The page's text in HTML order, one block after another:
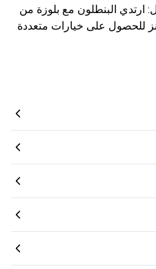
البنطلون مع بلوزة من
للحصول على خيارات متعددة